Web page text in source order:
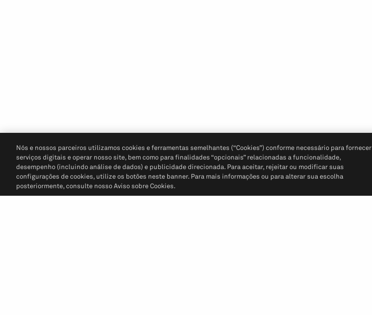
Nós e nossos parceiros utilizamos cookies e ferramentas semelhantes (“Cookies”) conforme necessário para fornecer
serviços digitais e operar nosso site, bem como para finalidades “opcionais” relacionadas a funcionalidade,
desempenho (incluindo análise de dados) e publicidade direcionada. Para aceitar, rejeitar ou modificar suas
configurações de cookies, utilize os botões neste banner. Para mais informações ou para alterar sua escolha
posteriormente, consulte nosso Aviso sobre Cookies.